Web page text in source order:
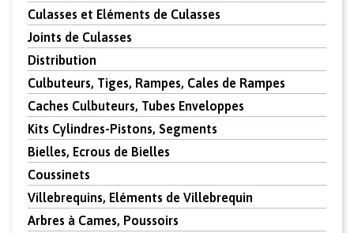
Culasses et Eléments de Culasses
Joints de Culasses
Distribution
Culbuteurs, Tiges, Rampes, Cales de Rampes
Caches Culbuteurs, Tubes Enveloppes
Kits Cylindres-Pistons, Segments
Bielles, Ecrous de Bielles
Coussinets
Villebrequins, Eléments de Villebrequin
Arbres à Cames, Poussoirs